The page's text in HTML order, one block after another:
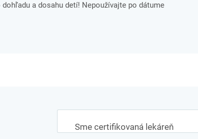
a dosahu detí! Nepoužívajte po dátume
Sme certifikovaná lekáreň